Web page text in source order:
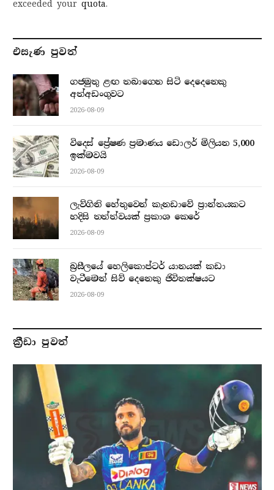
exceeded your quota.
එසැණ පුව​ත්
ගජමුතු ළඟ තබාගෙන සිටි දෙදෙනෙකු
අත්අඩංගුවට
2026-08-09
විදෙස් ප්‍රේෂණ ප්‍රමාණය ඩොලර් මිලියන 5,000
ඉක්මවයි
2026-08-09
ලැව්ගිනි හේතුවෙන් කැනඩාවේ ප්‍රාන්තයකට
හදිසි තත්ත්වයක් ප්‍රකාශ කෙරේ
2026-08-09
බ්‍රසීලයේ හෙලිකොප්ටර් යානයක් කඩා
වැටීමෙන් සිව් දෙනෙකු ජිවිතක්ෂයට
2026-08-09
ක්‍රීඩා පුවත්